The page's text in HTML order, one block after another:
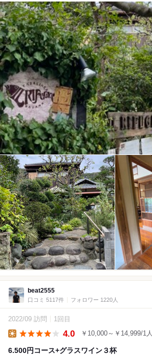
beat2555
口コミ 5117件 フォロワー 1220人
2022/09 訪問 1回目
4.0 ￥10,000～￥14,999/1人
6.500円コース+グラスワイン３杯